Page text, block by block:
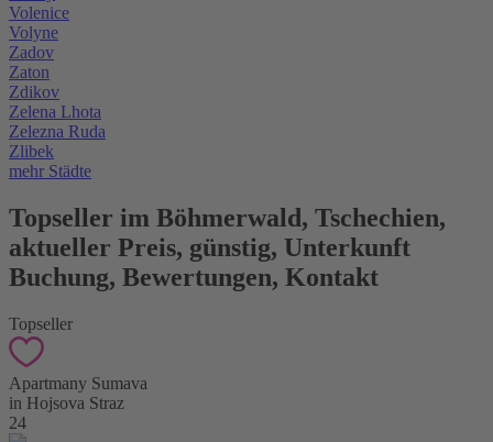
Volenice
Volyne
Zadov
Zaton
Zdikov
Zelena Lhota
Zelezna Ruda
Zlibek
mehr Städte
Topseller im Böhmerwald, Tschechien,
aktueller Preis, günstig, Unterkunft
Buchung, Bewertungen, Kontakt
Topseller
Apartmany Sumava
in Hojsova Straz
24